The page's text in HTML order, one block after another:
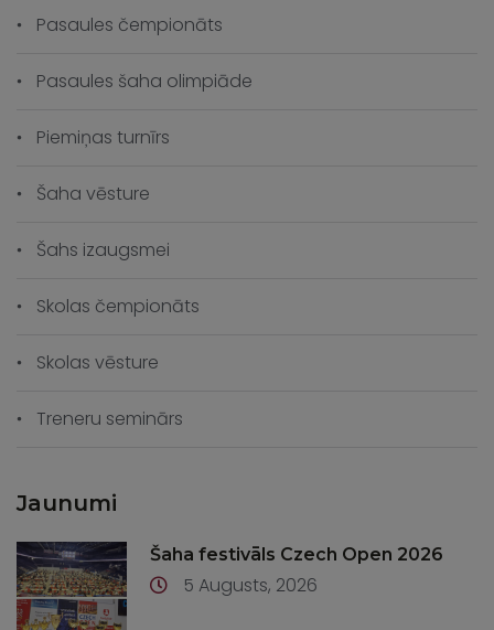
Pasaules čempionāts
Pasaules šaha olimpiāde
Piemiņas turnīrs
Šaha vēsture
Šahs izaugsmei
Skolas čempionāts
Skolas vēsture
Treneru seminārs
Jaunumi
Šaha festivāls Czech Open 2026
5 Augusts, 2026